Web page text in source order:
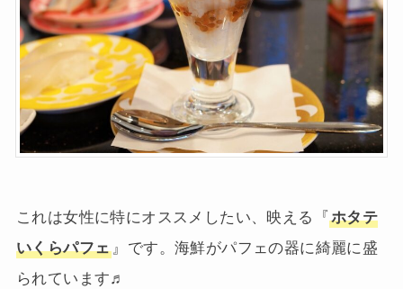
これは女性に特にオススメしたい、映える『 ホタテ
いくらパフェ』です。海鮮がパフェの器に綺麗に盛
られています♬